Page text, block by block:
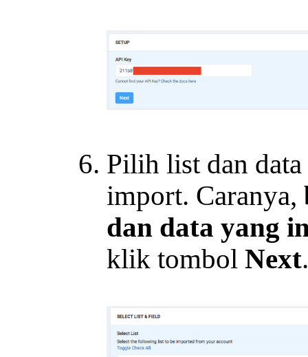
Pilih list dan
import. Caranya,
dan data yang
klik tombol Next.